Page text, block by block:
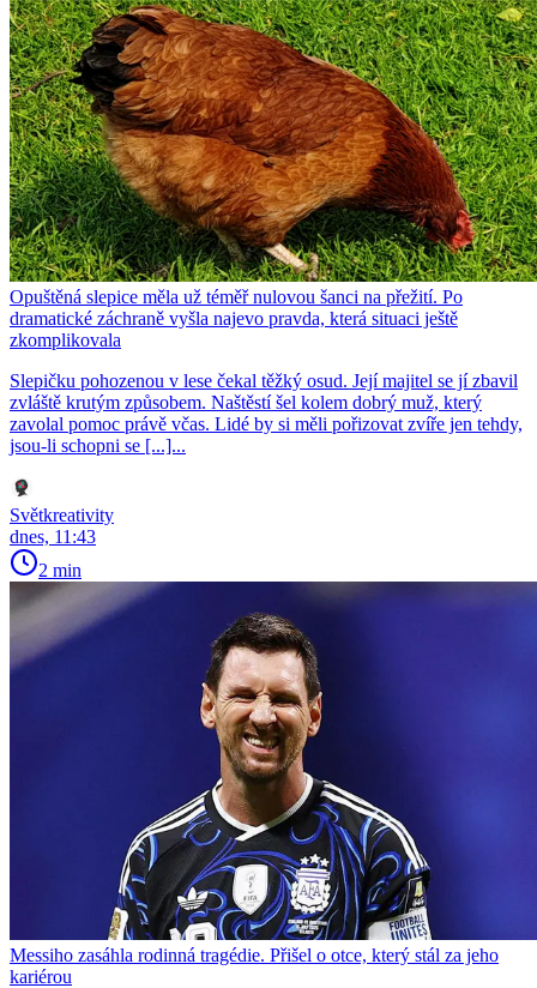
Opuštěná slepice měla už téměř nulovou šanci na přežití. Po
dramatické záchraně vyšla najevo pravda, která situaci ještě
zkomplikovala
Slepičku pohozenou v lese čekal těžký osud. Její majitel se jí zbavil
zvláště krutým způsobem. Naštěstí šel kolem dobrý muž, který
zavolal pomoc právě včas. Lidé by si měli pořizovat zvíře jen tehdy,
jsou-li schopni se [...]...
Světkreativity
dnes, 11:43
2 min
Messiho zasáhla rodinná tragédie. Přišel o otce, který stál za jeho
kariérou